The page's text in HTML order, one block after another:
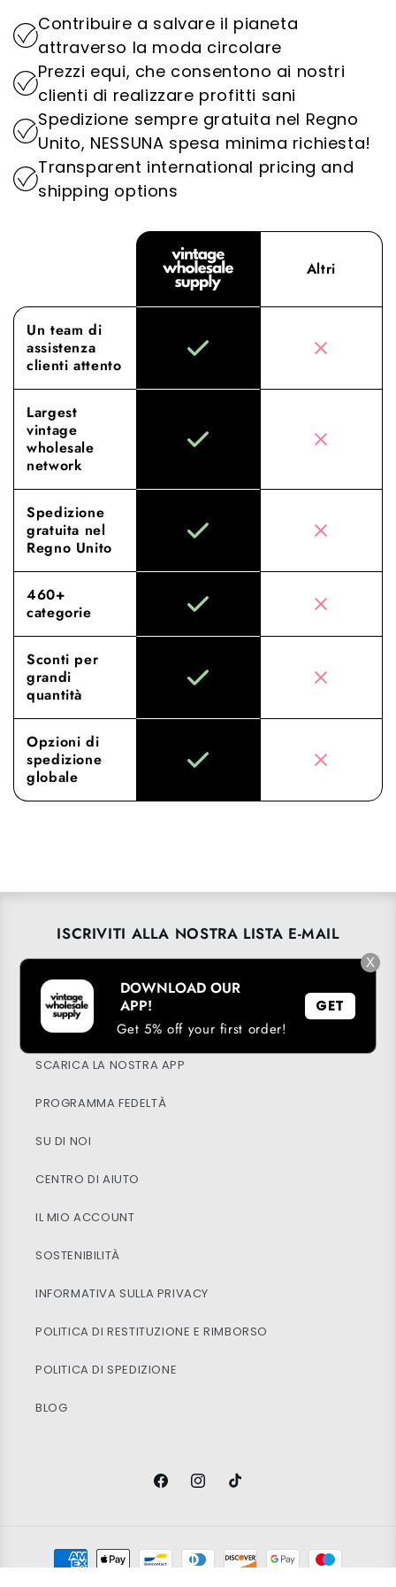
Dando priorità alla sostenibilità, svolgiamo un
ambientale dell'industria della moda.
elevati, distinguendoci come la destinazione
ideale per l'abbigliamento vintage all'ingrosso.
Provate la differenza con Vintage Wholesale
Supply, dove la nostra dedizione
all'approvvigionamento e al servizio di qualità
superiore eleva la vostra esperienza di vendita
all'ingrosso a nuovi livelli.
Contribuire a salvare il pianeta
attraverso la moda circolare
Prezzi equi, che consentono ai nostri
clienti di realizzare profitti sani
Spedizione sempre gratuita nel Regno
Unito, NESSUNA spesa minima richiesta!
Transparent international pricing and
shipping options
Altri
Un team di
assistenza
clienti attento
Largest
vintage
wholesale
network
Spedizione
gratuita nel
Regno Unito
460+
categorie
Sconti per
grandi
quantità
Opzioni di
spedizione
globale
ISCRIVITI ALLA NOSTRA LISTA E-MAIL
→
SCARICA LA NOSTRA APP
PROGRAMMA FEDELTÀ
SU DI NOI
CENTRO DI AIUTO
IL MIO ACCOUNT
SOSTENIBILITÀ
INFORMATIVA SULLA PRIVACY
POLITICA DI RESTITUZIONE E RIMBORSO
POLITICA DI SPEDIZIONE
BLOG
FacebookInstagramTikTok
Metodi
X
DOWNLOAD OUR
APP!
Get 5% off your first order!
GET